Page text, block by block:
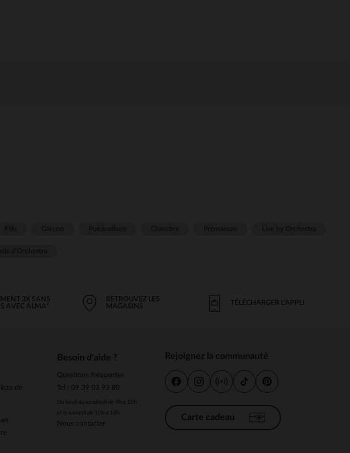
3X SANS
AVEC ALMA*
RETROUVEZ LES
MAGASINS
TÉLÉCHARGER L'APPLI
de
Besoin d'aide ?
Questions fréquentes
Tel : 09 39 03 93 80
Du lundi au vendredi de 9h à 18h
et le samedi de 10h à 18h
Nous contacter
Rejoignez la communauté
Carte cadeau